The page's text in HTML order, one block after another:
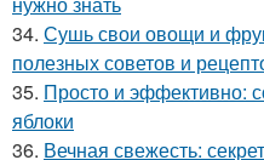
34. Сушь свои овощи и
полезных советов и
35. Просто и эффективно:
яблоки
36. Вечная свежесть: